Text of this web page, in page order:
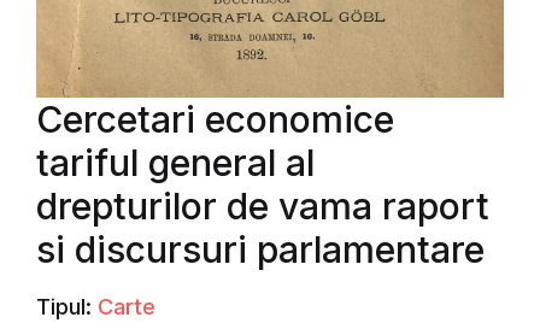
Cercetari economice
tariful general al
drepturilor de vama raport
si discursuri parlamentare
Tipul: Carte